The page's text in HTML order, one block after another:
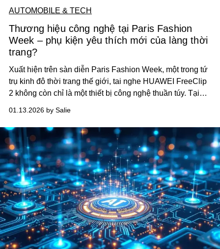
AUTOMOBILE & TECH
Thương hiệu công nghệ tại Paris Fashion
Week – phụ kiện yêu thích mới của làng thời
trang?
Xuất hiện trên sàn diễn Paris Fashion Week, một trong tứ
trụ kinh đô thời trang thế giới, tai nghe HUAWEI FreeClip
2 không còn chỉ là một thiết bị công nghệ thuần túy. Tại
trang, khẳng định cá tính và phong cách sống của thế hệ
trẻ đương đại.
01.13.2026 by Salie